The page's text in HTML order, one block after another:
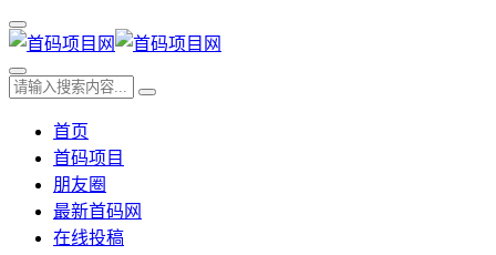
首页
首码项目
朋友圈
最新首码网
在线投稿